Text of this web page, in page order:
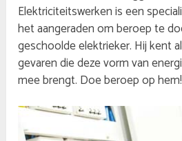
Elektriciteitswerken is een
het aangeraden om beroep te
geschoolde elektrieker. Hij kent
gevaren die deze vorm van
mee brengt. Doe beroep op hem!